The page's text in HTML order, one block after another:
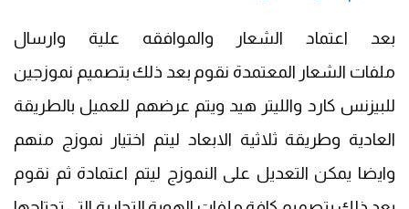
بعد اعتماد الشعار والموافقه علية وارسال
ملفات الشعار المعتمدة نقوم بعد ذلك بتصميم نموزجين
للبيزنس كارد والليتر هيد ويتم عرضهم للعميل بالطريقة
العادية وطريقة ثلاثية الابعاد ليتم اختيار نموزج منهم
وايضا يمكن التعديل على النموزج ليتم اعتمادة ثم نقوم